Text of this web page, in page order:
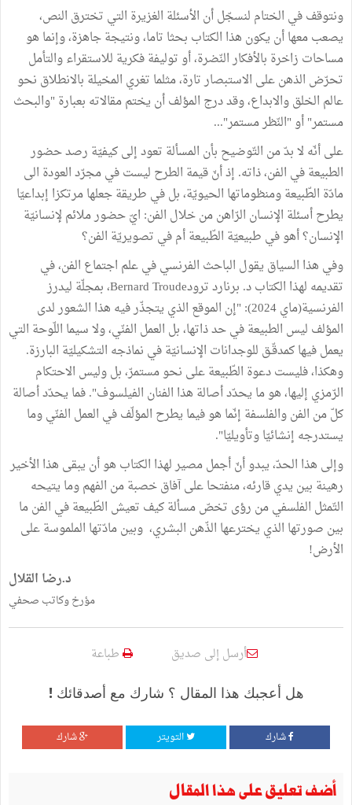
ونتوقف في الختام لنسجّل أن الأسئلة الغزيرة التي تخترق النص،
يصعب معها أن يكون هذا الكتاب بحثا تاما، ونتيجة جاهزة، وإنما هو
مساحات زاخرة بالأفكار النّضرة، أو توليفة فكرية للاستقراء والتأمل
تحرّض الذهن على الاستبصار تارة، مثلما تغري المخيلة بالانطلاق نحو
عالم الخلق والابداع، وقد درج المؤلف أن يختم مقالاته بعبارة "والبحث
مستمر" أو "النّظر مستمر"...
على أنّه لا بدّ من التّوضيح بأن المسألة تعود إلى كيفيّة رصد حضور
الطبيعة في الفن، ذاته. إذ أنّ قيمة الطرح ليست في مجرّد العودة الى
مادّة الطّبيعة ومنظوماتها الحيويّة، بل في طريقة جعلها مرتكزا إبداعيّا
يطرح أسئلة الإنسان الرّاهن من خلال الفن: ايّ حضور ملائم لإنسانيّة
الإنسان؟ أهو في طبيعيّة الطّبيعة أم في تصويريّة الفن؟
وفي هذا السياق يقول الباحث الفرنسي في علم اجتماع الفن، في
تقديمه لهذا الكتاب د. برنارد ترودBernard Troude، بمجلّة ليدرز
الفرنسية(ماي 2024): "إن الموقع الذي يتجذّر فيه هذا الشعور لدى
المؤلف ليس الطبيعة في حد ذاتها، بل العمل الفنّي، ولا سيما اللّوحة التي
يعمل فيها كمدقّـق للوجدانات الإنسانيّة في نماذجه التشكيليّة البارزة.
وهكذا، فليست دعوة الطّبيعة على نحو مستمرّ، بل وليس الاحتكام
الرّمزي إليها، هو ما يحدّد أصالة هذا الفنان الفيلسوف". فما يحدّد أصالة
كلّ من الفن والفلسفة إنّما هو فيما يطرح المؤلّف في العمل الفنّي وما
يستدرجه إنشائيّا وتأويليّا".
وإلى هذا الحدّ، يبدو أنّ أجمل مصير لهذا الكتاب هو أن يبقى هذا الأخير
رهينة بين يدي قارئه، منفتحا على آفاق خصبة من الفهم وما يتيحه
التّمثل الفلسفي من رؤى تخصّ مسألة كيف تعيش الطّبيعة في الفن ما
بين صورتها الذي يخترعها الذّهن البشري، وبين مادّتها الملموسة على
الأرض!
د.رضا القلال
مؤرخ وكاتب صحفي
أرسل إلى صديق طباعة
هل أعجبك هذا المقال ؟ شارك مع أصدقائك !
شارك التويتر شارك
أضف تعليق على هذا المقال